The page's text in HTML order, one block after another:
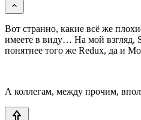
Вот странно, какие всё же
имеете в виду… На мой взгляд,
понятнее того же Redux, да и
А коллегам, между прочим,